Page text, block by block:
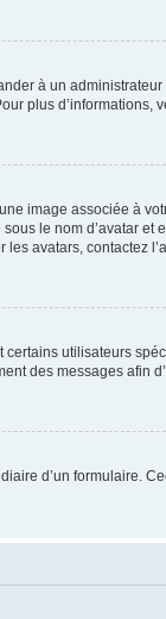
à un
plus
image associée à
le nom d’avatar
avatars, contactez
utilisateurs
des messages afin
d’un formulaire.